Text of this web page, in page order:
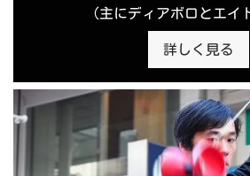
（主にディアボロとエイ
詳しく見る